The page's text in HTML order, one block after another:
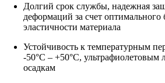
Долгий срок службы, надежная
деформаций за счет оптимального
эластичности материала
Устойчивость к температурным
-50°C – +50°C,
осадкам